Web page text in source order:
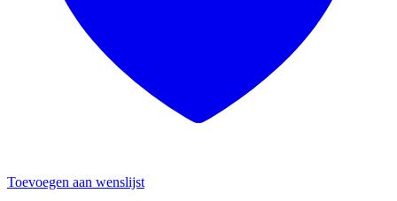
Toevoegen aan wenslijst